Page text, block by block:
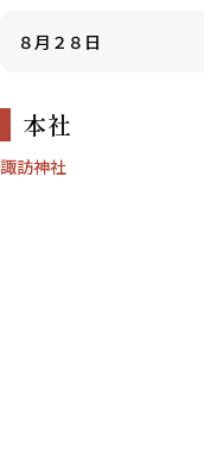
８月２８日
本社
諏訪神社